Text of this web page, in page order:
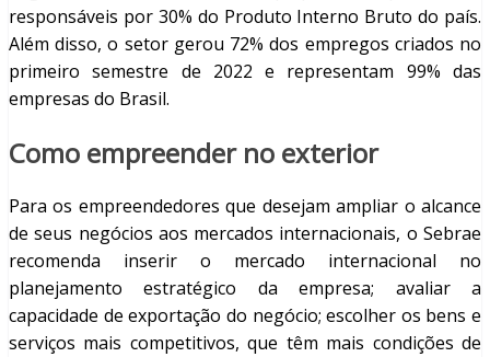
responsáveis por 30% do Produto Interno Bruto do país.
Além disso, o setor gerou 72% dos empregos criados no
primeiro semestre de 2022 e representam 99% das
empresas do Brasil.
Como empreender no exterior
Para os empreendedores que desejam ampliar o alcance
de seus negócios aos mercados internacionais, o Sebrae
recomenda inserir o mercado internacional no
planejamento estratégico da empresa; avaliar a
capacidade de exportação do negócio; escolher os bens e
serviços mais competitivos, que têm mais condições de